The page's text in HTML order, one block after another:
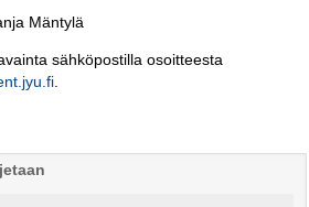
Mäntylä
sähköpostilla osoitteesta
.